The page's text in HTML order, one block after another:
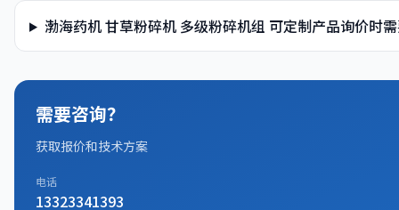
渤海药机 甘草粉碎机 多级粉碎机组 可定制产品询价时
需要咨询？
获取报价和技术方案
电话
13323341393